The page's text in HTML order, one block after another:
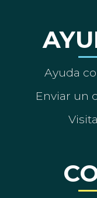
Ayuda
Enviar un